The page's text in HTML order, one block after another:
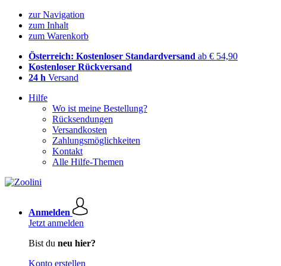
zur Navigation
zum Inhalt
zum Warenkorb
Österreich: Kostenloser Standardversand ab € 54,90
Kostenloser Rückversand
24 h Versand
Hilfe
Wo ist meine Bestellung?
Rücksendungen
Versandkosten
Zahlungsmöglichkeiten
Kontakt
Alle Hilfe-Themen
Anmelden
Jetzt anmelden
Bist du neu hier?
Konto erstellen